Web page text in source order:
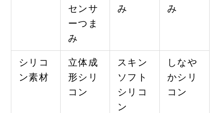
センサ
ーつま
み
み
み
シリコ
ン素材
立体成
形シリ
コン
スキン
ソフト
シリコ
ン
しなや
かシリ
コン